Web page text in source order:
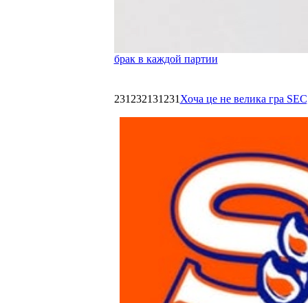
брак в каждой партии
231232131231 Хоча це не велика гра